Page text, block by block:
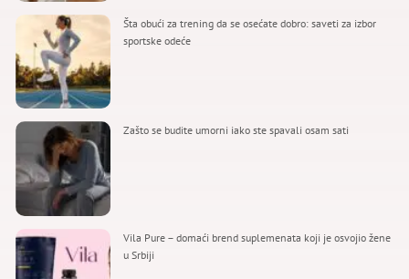
Šta obući za trening da se osećate dobro: saveti za izbor
sportske odeće
Zašto se budite umorni iako ste spavali osam sati
Vila Pure – domaći brend suplemenata koji je osvojio žene
u Srbiji